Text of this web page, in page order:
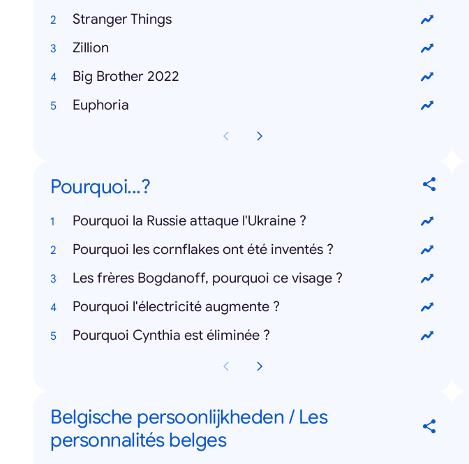
Stranger Things
Zillion
Big Brother 2022
Euphoria
Pourquoi...?
Pourquoi la Russie attaque l'Ukraine ?
Pourquoi les cornflakes ont été inventés ?
Les frères Bogdanoff, pourquoi ce visage ?
Pourquoi l'électricité augmente ?
Pourquoi Cynthia est éliminée ?
Belgische persoonlijkheden / Les
personnalités belges